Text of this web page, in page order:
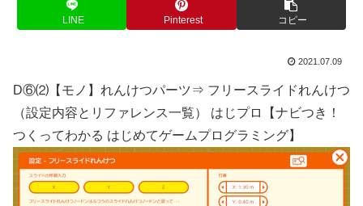
LINE Pinterest コピー
2021.07.09
D⑥⑵【モノ】れんけつパーツ⇒ フリースライドれんけつ
（設定内容とリファレンス一覧） はじプロ【ナビつき！
つくってわかる はじめてゲームプログラミング】